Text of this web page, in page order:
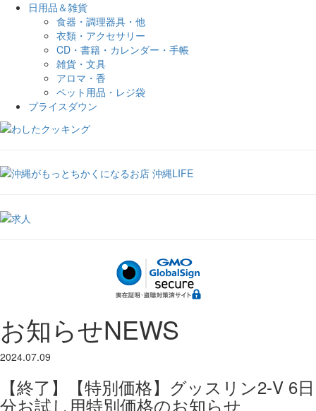
日用品＆雑貨
食器・調理器具・他
衣類・アクセサリー
CD・書籍・カレンダー・手帳
雑貨・文具
アロマ・香
ペット用品・レジ袋
プライスダウン
お知らせNEWS
2024.07.09
【終了】【特別価格】グッスリン2-V 6日
分お試し用特別価格のお知らせ